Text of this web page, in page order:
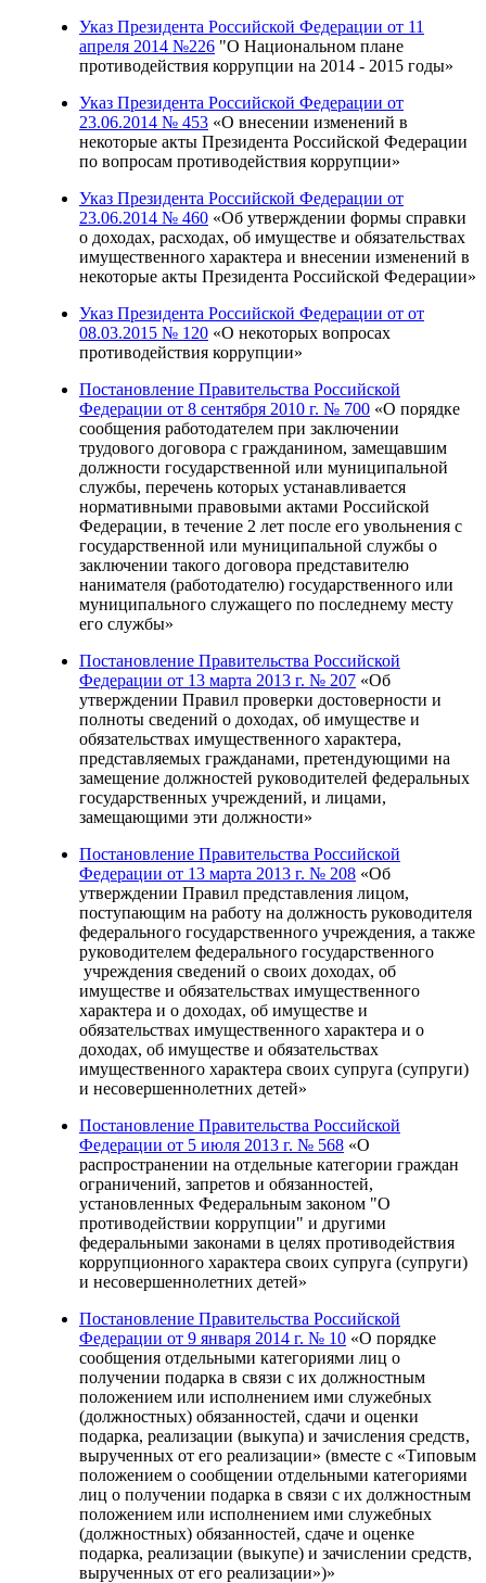
Указ Президента Российской Федерации от 11
апреля 2014 №226 "О Национальном плане
противодействия коррупции на 2014 - 2015 годы»
Указ Президента Российской Федерации от
23.06.2014 № 453 «О внесении изменений в
некоторые акты Президента Российской Федерации
по вопросам противодействия коррупции»
Указ Президента Российской Федерации от
23.06.2014 № 460 «Об утверждении формы справки
о доходах, расходах, об имуществе и обязательствах
имущественного характера и внесении изменений в
некоторые акты Президента Российской Федерации»
Указ Президента Российской Федерации от от
08.03.2015 № 120 «О некоторых вопросах
противодействия коррупции»
Постановление Правительства Российской
Федерации от 8 сентября 2010 г. № 700 «О порядке
сообщения работодателем при заключении
трудового договора с гражданином, замещавшим
должности государственной или муниципальной
службы, перечень которых устанавливается
нормативными правовыми актами Российской
Федерации, в течение 2 лет после его увольнения с
государственной или муниципальной службы о
заключении такого договора представителю
нанимателя (работодателю) государственного или
муниципального служащего по последнему месту
его службы»
Постановление Правительства Российской
Федерации от 13 марта 2013 г. № 207 «Об
утверждении Правил проверки достоверности и
полноты сведений о доходах, об имуществе и
обязательствах имущественного характера,
представляемых гражданами, претендующими на
замещение должностей руководителей федеральных
государственных учреждений, и лицами,
замещающими эти должности»
Постановление Правительства Российской
Федерации от 13 марта 2013 г. № 208 «Об
утверждении Правил представления лицом,
поступающим на работу на должность руководителя
федерального государственного учреждения, а также
руководителем федерального государственного
учреждения сведений о своих доходах, об
имуществе и обязательствах имущественного
характера и о доходах, об имуществе и
обязательствах имущественного характера и о
доходах, об имуществе и обязательствах
имущественного характера своих супруга (супруги)
и несовершеннолетних детей»
Постановление Правительства Российской
Федерации от 5 июля 2013 г. № 568 «О
распространении на отдельные категории граждан
ограничений, запретов и обязанностей,
установленных Федеральным законом "О
противодействии коррупции" и другими
федеральными законами в целях противодействия
коррупционного характера своих супруга (супруги)
и несовершеннолетних детей»
Постановление Правительства Российской
Федерации от 9 января 2014 г. № 10 «О порядке
сообщения отдельными категориями лиц о
получении подарка в связи с их должностным
положением или исполнением ими служебных
(должностных) обязанностей, сдачи и оценки
подарка, реализации (выкупа) и зачисления средств,
вырученных от его реализации» (вместе с «Типовым
положением о сообщении отдельными категориями
лиц о получении подарка в связи с их должностным
положением или исполнением ими служебных
(должностных) обязанностей, сдаче и оценке
подарка, реализации (выкупе) и зачислении средств,
вырученных от его реализации»)»